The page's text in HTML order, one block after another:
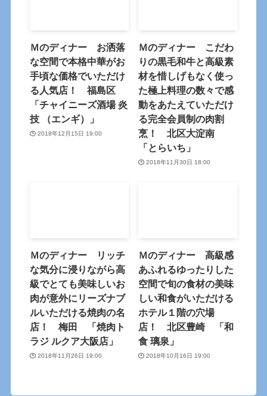
Ｍのディナー お洒落
な空間で本格中華がお
手頃な価格でいただけ
る人気店！ 福島区
「チャイニーズ酒場 炎
技 （エンギ）」
2018年12月15日 19:00
Ｍのディナー こだわ
りの黒毛和牛と高級素
材を惜しげもなく使っ
た極上料理の数々で感
動をあたえていただけ
る完全会員制の肉割
烹！ 北区大淀南
「とらいち」
2018年11月30日 18:00
Ｍのディナー リッチ
な気分に浸りながら高
級でとても美味しいお
肉が意外にリーズナブ
ルいただける焼肉の名
店！ 梅田 「焼肉ト
ラジ ルクア大阪店」
2018年11月26日 19:00
Ｍのディナー 高級感
あふれるゆったりした
空間で旬の食材の美味
しい和食がいただける
ホテル１階の穴場
店！ 北区豊崎 「和
食 璃泉」
2018年10月16日 19:00